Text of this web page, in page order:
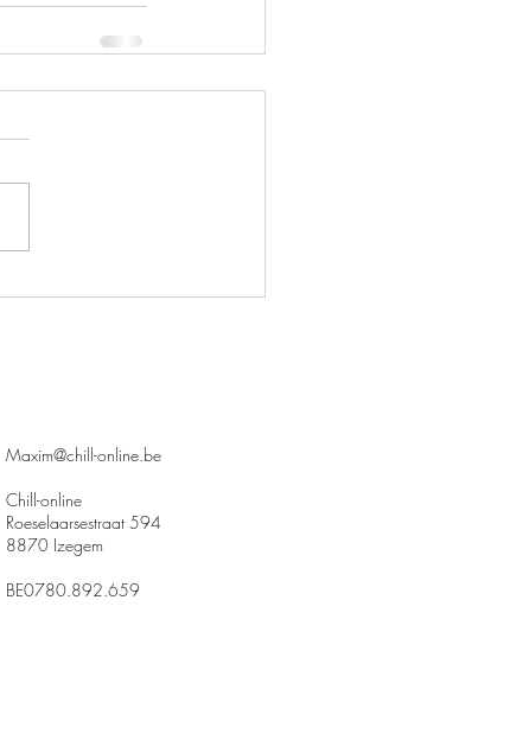
Maxim@chill-online.be
Chill-online
Roeselaarsestraat 594
8870 Izegem
BE0780.892.659